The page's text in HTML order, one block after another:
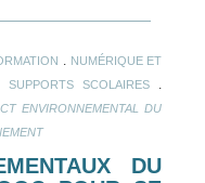
NUMÉRIQUE ET
SUPPORTS SCOLAIRES.
ENVIRONNEMENTAL DU
DU